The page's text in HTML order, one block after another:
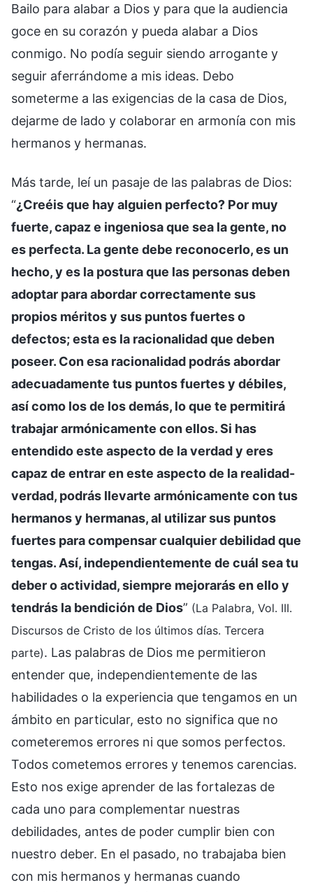
Bailo para alabar a Dios y para que la audiencia
goce en su corazón y pueda alabar a Dios
conmigo. No podía seguir siendo arrogante y
seguir aferrándome a mis ideas. Debo
someterme a las exigencias de la casa de Dios,
dejarme de lado y colaborar en armonía con mis
hermanos y hermanas.
Más tarde, leí un pasaje de las palabras de Dios:
“¿Creéis que hay alguien perfecto? Por muy
fuerte, capaz e ingeniosa que sea la gente, no
es perfecta. La gente debe reconocerlo, es un
hecho, y es la postura que las personas deben
adoptar para abordar correctamente sus
propios méritos y sus puntos fuertes o
defectos; esta es la racionalidad que deben
poseer. Con esa racionalidad podrás abordar
adecuadamente tus puntos fuertes y débiles,
así como los de los demás, lo que te permitirá
trabajar armónicamente con ellos. Si has
entendido este aspecto de la verdad y eres
capaz de entrar en este aspecto de la realidad-
verdad, podrás llevarte armónicamente con tus
hermanos y hermanas, al utilizar sus puntos
fuertes para compensar cualquier debilidad que
tengas. Así, independientemente de cuál sea tu
deber o actividad, siempre mejorarás en ello y
tendrás la bendición de Dios” (La Palabra, Vol. III.
Discursos de Cristo de los últimos días. Tercera
parte). Las palabras de Dios me permitieron
entender que, independientemente de las
habilidades o la experiencia que tengamos en un
ámbito en particular, esto no significa que no
cometeremos errores ni que somos perfectos.
Todos cometemos errores y tenemos carencias.
Esto nos exige aprender de las fortalezas de
cada uno para complementar nuestras
debilidades, antes de poder cumplir bien con
nuestro deber. En el pasado, no trabajaba bien
con mis hermanos y hermanas cuando